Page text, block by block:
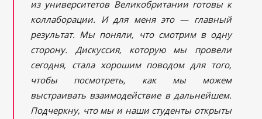
из университетов Великобритании готовы к
коллаборации. И для меня это — главный
результат. Мы поняли, что смотрим в одну
сторону. Дискуссия, которую мы провели
сегодня, стала хорошим поводом для того,
чтобы посмотреть, как мы можем
выстраивать взаимодействие в дальнейшем.
Подчеркну, что мы и наши студенты открыты